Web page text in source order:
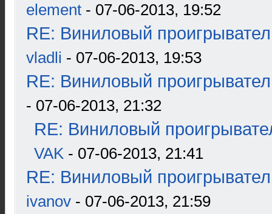
element - 07-06-2013, 19:52
RE: Виниловый
vladli - 07-06-2013, 19:53
RE: Виниловый
- 07-06-2013, 21:32
RE: Виниловый
VAK - 07-06-2013, 21:41
RE: Виниловый
ivanov - 07-06-2013, 21:59